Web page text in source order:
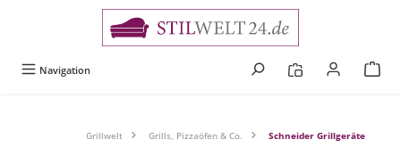
Navigation
Grillwelt Grills, Pizzaöfen & Co. Schneider Grillgeräte